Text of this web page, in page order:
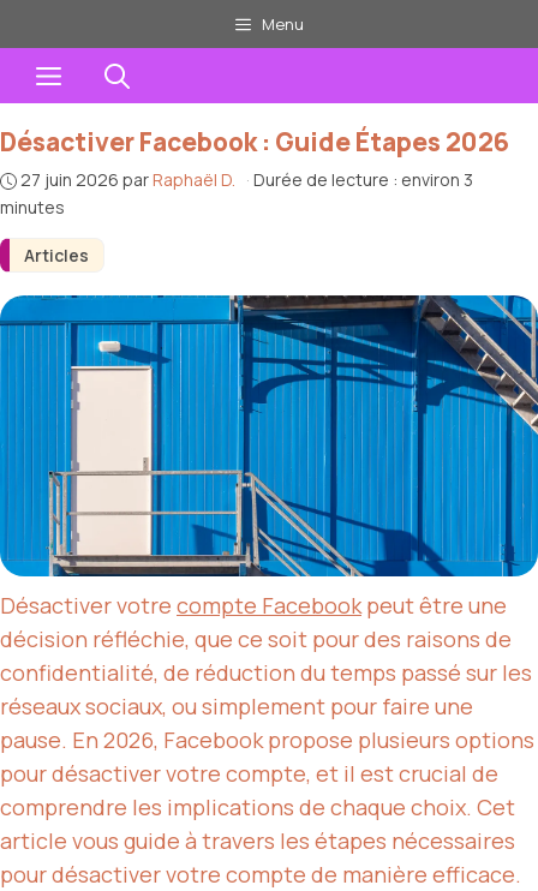
au
contenu
Menu
Menu
Articles
Désactiver Facebook : Guide Étapes 2026
27 juin 2026 parRaphaël D. · Durée de lecture : environ 3
minutes
Désactiver votre compte Facebookpeut être une
décision réfléchie, que ce soit pour des raisons de
confidentialité, de réduction du temps passé sur les
réseaux sociaux, ou simplement pour faire une
pause. En 2026, Facebook propose plusieurs options
pour désactiver votre compte, et il est crucial de
comprendre les implications de chaque choix. Cet
article vous guide à travers les étapes nécessaires
pour désactiver votre compte de manière efficace.